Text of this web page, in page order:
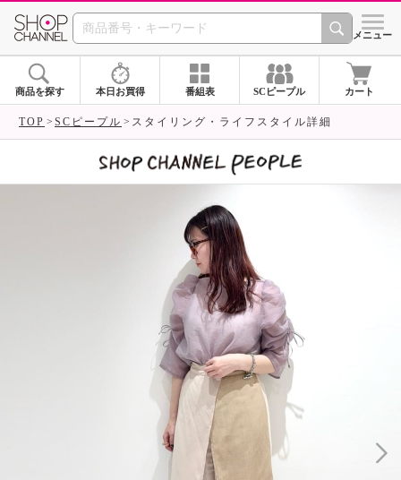
SHOP CHANNEL シメニュー
商品を探す 本日お買得 番組表 SCピープル カート
TOP SCピープル スタイリング・ライフスタイル詳細